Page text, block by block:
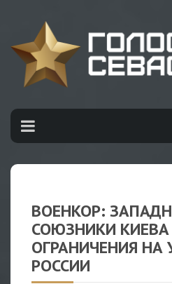
ВОЕНКОР:
СОЮЗНИКИ КИЕВА
ОГРАНИЧЕНИЯ НА
РОССИИ